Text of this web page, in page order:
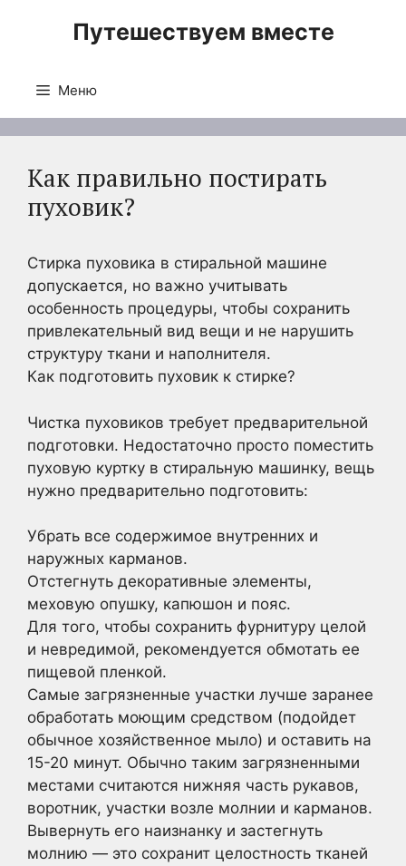
Путешествуем вместе
Меню
Как правильно постирать
пуховик?
Стирка пуховика в стиральной машине
допускается, но важно учитывать
особенность процедуры, чтобы сохранить
привлекательный вид вещи и не нарушить
структуру ткани и наполнителя.
Как подготовить пуховик к стирке?
Чистка пуховиков требует предварительной
подготовки. Недостаточно просто поместить
пуховую куртку в стиральную машинку, вещь
нужно предварительно подготовить:
Убрать все содержимое внутренних и
наружных карманов.
Отстегнуть декоративные элементы,
меховую опушку, капюшон и пояс.
Для того, чтобы сохранить фурнитуру целой
и невредимой, рекомендуется обмотать ее
пищевой пленкой.
Самые загрязненные участки лучше заранее
обработать моющим средством (подойдет
обычное хозяйственное мыло) и оставить на
15-20 минут. Обычно таким загрязненными
местами считаются нижняя часть рукавов,
воротник, участки возле молнии и карманов.
Вывернуть его наизнанку и застегнуть
молнию — это сохранит целостность тканей